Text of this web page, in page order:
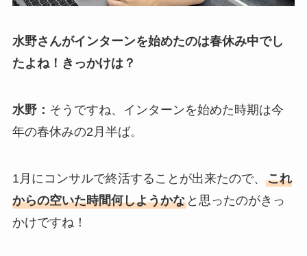
水野さんがインターンを始めたのは春休み中でし
たよね！きっかけは？
水野： そうですね、インターンを始めた時期は今
年の春休みの2月半ば。
1月にコンサルで終活することが出来たので、 これ
からの空いた時間何しようかなと思ったのがきっ
かけですね！